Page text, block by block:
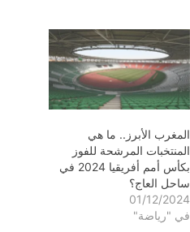
المغرب الأبرز.. ما هي
المنتخبات المرشحة للفوز
بكأس أمم أفريقيا 2024 في
ساحل العاج؟
01/12/2024
في "رياضة"